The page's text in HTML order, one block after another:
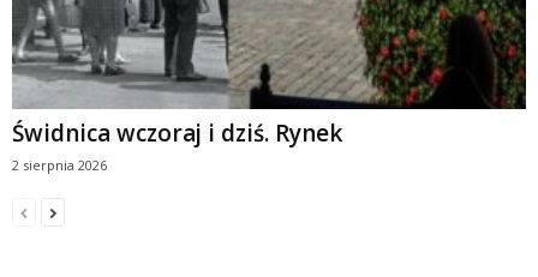
Świdnica wczoraj i dziś. Rynek
2 sierpnia 2026